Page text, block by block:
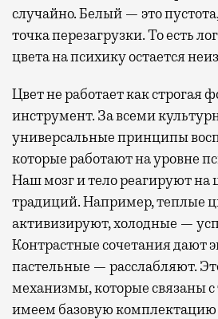
случайно. Белый — это
точка перезагрузки. То есть
цвета на психику остается
Цвет не работает как строгая
инструмент. За всеми
универсальные принципы
которые работают на уровне
Наш мозг и тело реагируют на
традиций. Например, теплые
активизируют, холодные —
Контрастные сочетания дают
пастельные — расслабляют.
механизмы, которые связаны с
имеем базовую комплектацию